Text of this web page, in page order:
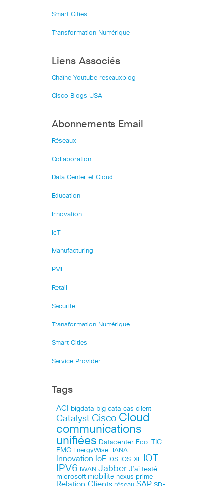
Smart Cities
Transformation Numérique
Liens Associés
Chaîne Youtube reseauxblog
Cisco Blogs USA
Abonnements Email
Réseaux
Collaboration
Data Center et Cloud
Education
Innovation
IoT
Manufacturing
PME
Retail
Sécurité
Transformation Numérique
Smart Cities
Service Provider
Tags
ACI bigdata big data cas client
Catalyst Cisco Cloud
communications
unifiées Datacenter Eco-TIC
EMC EnergyWise HANA
Innovation IoE IOS IOS-XE IOT
IPV6 IWAN Jabber J’ai testé
microsoft mobilite nexus prime
Relation Clients réseau SAP SD-